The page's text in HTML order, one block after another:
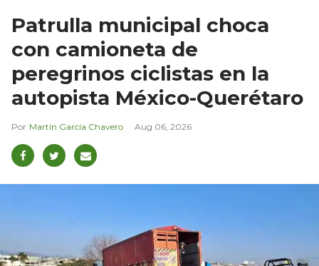
Patrulla municipal choca
con camioneta de
peregrinos ciclistas en la
autopista México-Querétaro
Martín García Chavero Aug 06, 2026